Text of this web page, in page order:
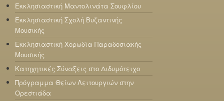
Εκκλησιαστική Μαντολινάτα Σουφλίου
Εκκλησιαστική Σχολή Βυζαντινής
Μουσικής
Εκκλησιαστική Χορωδία Παραδοσιακής
Μουσικής
Κατηχητικές Σύναξεις στο Διδυμότειχο
Πρόγραμμα Θείων Λειτουργιών στην
Ορεστιάδα